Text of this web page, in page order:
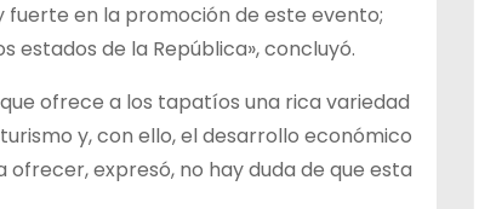
fuerte en la promoción de este evento;
de la República», concluyó.
ofrece a los tapatíos una rica variedad
y, con ello, el desarrollo económico
expresó, no hay duda de que esta